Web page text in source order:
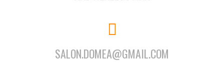
SALON.DOMEA@GMAIL.COM